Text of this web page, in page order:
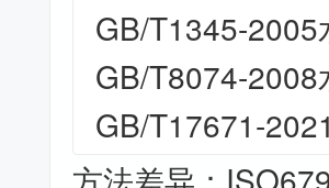
GB/T1345-
GB/T8074-
GB/T17671-
方法差异：